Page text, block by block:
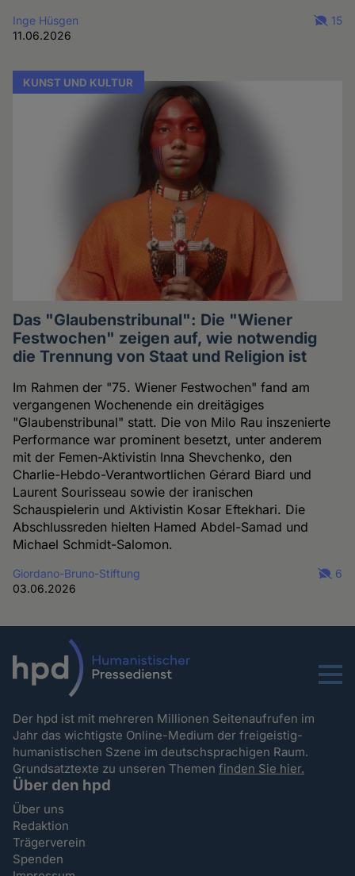
Inge Hüsgen
11.06.2026
15
KUNST UND KULTUR
Das "Glaubenstribunal": Die "Wiener
Festwochen" zeigen auf, wie notwendig
die Trennung von Staat und Religion ist
Im Rahmen der "75. Wiener Festwochen" fand am
vergangenen Wochenende ein dreitägiges
"Glaubenstribunal" statt. Die von Milo Rau inszenierte
Performance war prominent besetzt, unter anderem
mit der Femen-Aktivistin Inna Shevchenko, den
Charlie-Hebdo-Verantwortlichen Gérard Biard und
Laurent Sourisseau sowie der iranischen
Schauspielerin und Aktivistin Kosar Eftekhari. Die
Abschlussreden hielten Hamed Abdel-Samad und
Michael Schmidt-Salomon.
Giordano-Bruno-Stiftung
03.06.2026
6
Menu
Der hpd ist mit mehreren Millionen Seitenaufrufen im
Jahr das wichtigste Online-Medium der freigeistig-
humanistischen Szene im deutschsprachigen Raum.
Grundsatztexte zu unseren Themenfinden Sie hier.
Über den hpd
Über uns
Redaktion
Trägerverein
Spenden